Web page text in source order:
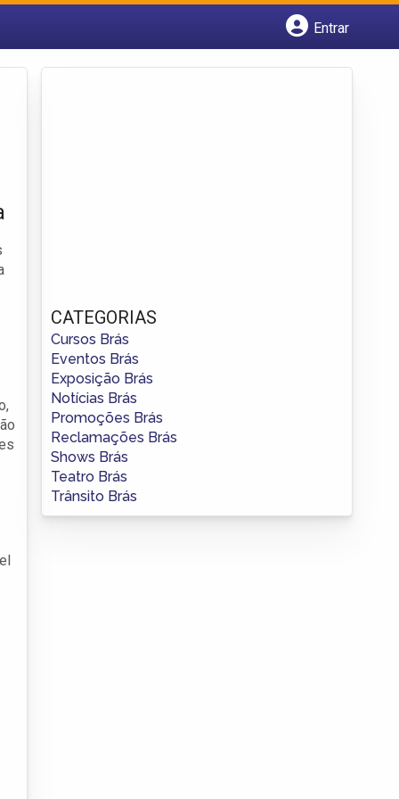
Entrar
CATEGORIAS
Cursos Brás
Eventos Brás
Exposição Brás
Notícias Brás
Promoções Brás
Reclamações Brás
Shows Brás
Teatro Brás
Trânsito Brás